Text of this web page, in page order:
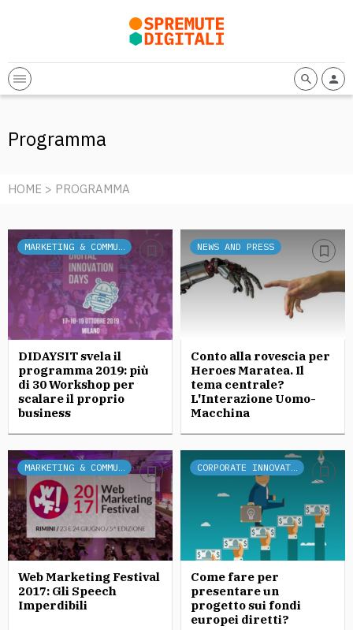
Programma
HOME > PROGRAMMA
MARKETING & COMMUNICATION
DIDAYSIT svela il
programma 2019: più
di 30 Workshop per
scalare il proprio
business
NEWS AND PRESS
Conto alla rovescia per
Heroes Maratea. Il
tema centrale?
L'Interazione Uomo-
Macchina
MARKETING & COMMUNICATION
Web Marketing Festival
2017: Gli Speech
Imperdibili
CORPORATE INNOVATION
Come fare per
presentare un
progetto sui fondi
europei diretti?